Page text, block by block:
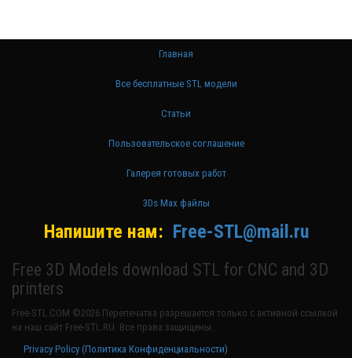
Главная
Все бесплатные STL модели
Статьи
Пользовательское соглашение
Галерея готовых работ
3Ds Max файлы
Напишите нам: Free-STL@mail.ru
Free 3D Models download STL for CNC and 3D
printers
Free-STL.COM ©2026 Перепечатка разрешается только с активной ссылкой
на наш сайт Free-STL.RU. Все права защищены.
Privacy Policy (Политика Конфиденциальности)